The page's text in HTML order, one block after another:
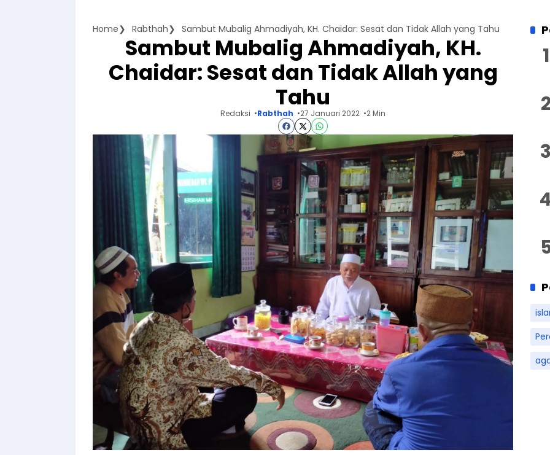
Home Rabthah Sambut Mubalig Ahmadiyah, KH. Chaidar: Sesat dan Tidak Allah yang Tahu
Sambut Mubalig Ahmadiyah, KH.
Chaidar: Sesat dan Tidak Allah yang
Tahu
Redaksi Rabthah 27 Januari 2022 2 Min